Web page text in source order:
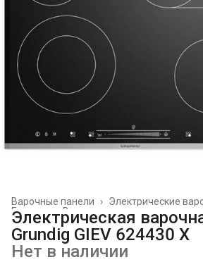
Электрические
Варочные панели
›
Встраиваемая техника
Главная
Электрическая
Grundig GIEV 624430 X
Нет в наличии